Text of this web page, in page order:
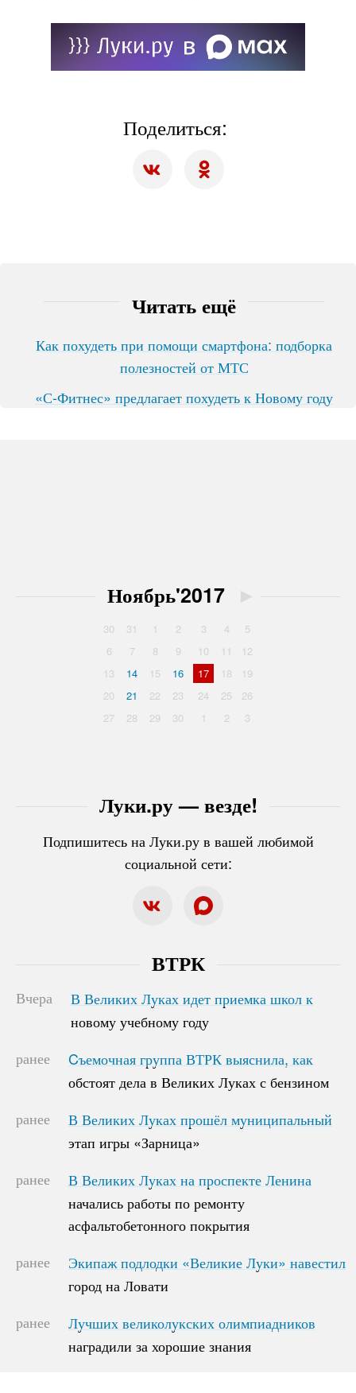
Поделиться:
Читать ещё
Как похудеть при помощи смартфона: подборка
полезностей от МТС
«С-Фитнес» предлагает похудеть к Новому году
Луки.ру — везде!
Подпишитесь на Луки.ру в вашей любимой
социальной сети:
Ноябрь'2017 ►
30 31 1 2 3 4
5
6
7 8 9 10 11
12
13
14 15 16 17 18
19
20
21 22 23 24 25
26
27
28 29 30 1 2 3
ВТРК
Вчера
В Великих Луках идет приемка школ к
новому учебному году
В Великих Луках идет приемка школ к
новому учебному году
ранее
Cъемочная группа ВТРК выяснила, как
обстоят дела в Великих Луках с бензином
Cъемочная группа ВТРК выяснила, как
обстоят дела в Великих Луках с бензином
ранее
В Великих Луках прошёл муниципальный
этап игры «Зарница»
В Великих Луках прошёл муниципальный
этап игры «Зарница»
ранее
В Великих Луках на проспекте Ленина
начались работы по ремонту
асфальтобетонного покрытия
В Великих Луках на проспекте Ленина
начались работы по ремонту
асфальтобетонного покрытия
ранее
Экипаж подлодки «Великие Луки» навестил
город на Ловати
Экипаж подлодки «Великие Луки» навестил
город на Ловати
ранее
Лучших великолукских олимпиадников
наградили за хорошие знания
Лучших великолукских олимпиадников
наградили за хорошие знания